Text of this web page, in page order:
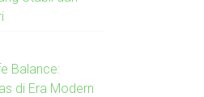
Balance:
di Era Modern